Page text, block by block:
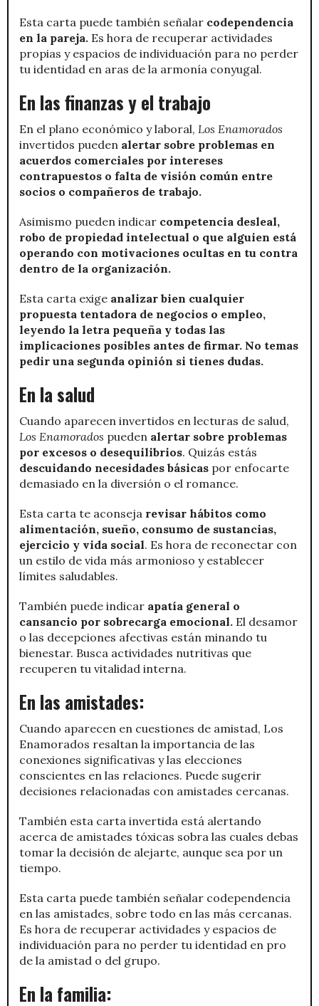
Esta carta puede también señalar codependencia
en la pareja. Es hora de recuperar actividades
propias y espacios de individuación para no perder
tu identidad en aras de la armonía conyugal.
En las finanzas y el trabajo
En el plano económico y laboral, Los Enamorados
invertidos pueden alertar sobre problemas en
acuerdos comerciales por intereses
contrapuestos o falta de visión común entre
socios o compañeros de trabajo.
Asimismo pueden indicar competencia desleal,
robo de propiedad intelectual o que alguien está
operando con motivaciones ocultas en tu contra
dentro de la organización.
Esta carta exige analizar bien cualquier
propuesta tentadora de negocios o empleo,
leyendo la letra pequeña y todas las
implicaciones posibles antes de firmar. No temas
pedir una segunda opinión si tienes dudas.
En la salud
Cuando aparecen invertidos en lecturas de salud,
Los Enamorados pueden alertar sobre problemas
por excesos o desequilibrios. Quizás estás
descuidando necesidades básicas por enfocarte
demasiado en la diversión o el romance.
Esta carta te aconseja revisar hábitos como
alimentación, sueño, consumo de sustancias,
ejercicio y vida social. Es hora de reconectar con
un estilo de vida más armonioso y establecer
límites saludables.
También puede indicar apatía general o
cansancio por sobrecarga emocional. El desamor
o las decepciones afectivas están minando tu
bienestar. Busca actividades nutritivas que
recuperen tu vitalidad interna.
En las amistades:
Cuando aparecen en cuestiones de amistad, Los
Enamorados resaltan la importancia de las
conexiones significativas y las elecciones
conscientes en las relaciones. Puede sugerir
decisiones relacionadas con amistades cercanas.
También esta carta invertida está alertando
acerca de amistades tóxicas sobra las cuales debas
tomar la decisión de alejarte, aunque sea por un
tiempo.
Esta carta puede también señalar codependencia
en las amistades, sobre todo en las más cercanas.
Es hora de recuperar actividades y espacios de
individuación para no perder tu identidad en pro
de la amistad o del grupo.
En la familia: